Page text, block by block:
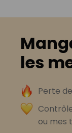
les
Perte
ou mes